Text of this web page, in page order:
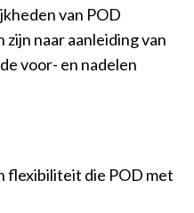
van POD
naar aanleiding van
voor- en nadelen
flexibiliteit die POD met